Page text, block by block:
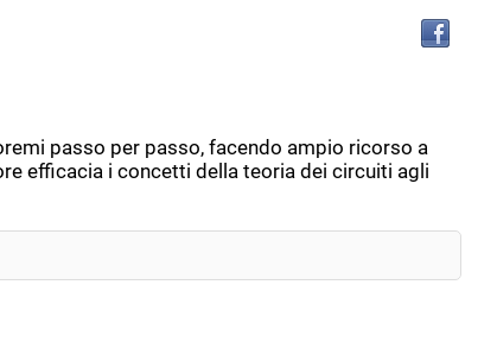
passo per passo, facendo ampio ricorso a
efficacia i concetti della teoria dei circuiti agli